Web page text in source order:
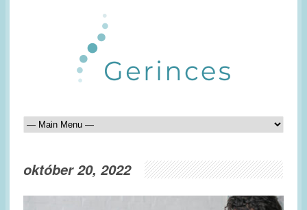
október 20, 2022